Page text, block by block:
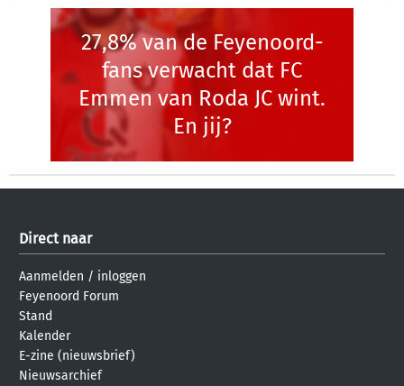
27,8% van de Feyenoord-
fans verwacht dat FC
Emmen van Roda JC wint.
En jij?
Direct naar
Aanmelden / inloggen
Feyenoord Forum
Stand
Kalender
E-zine (nieuwsbrief)
Nieuwsarchief